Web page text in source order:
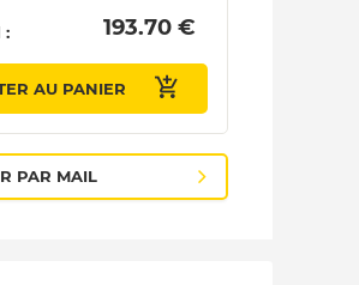
: 193.70 €
AU PANIER
PAR MAIL